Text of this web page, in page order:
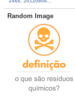
Random Image